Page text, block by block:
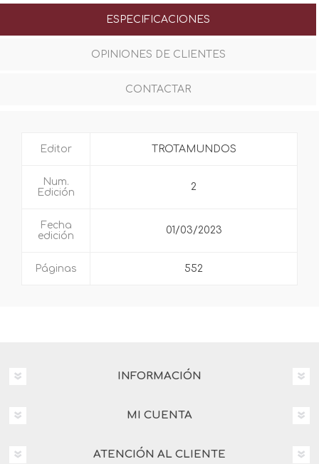
ESPECIFICACIONES
OPINIONES DE CLIENTES
CONTACTAR
Editor TROTAMUNDOS
Num.
Edición
2
Fecha
edición
01/03/2023
Páginas 552
INFORMACIÓN
MI CUENTA
ATENCIÓN AL CLIENTE